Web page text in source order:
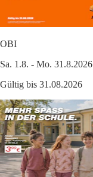
OBI
Sa. 1.8. - Mo. 31.8.2026
Gültig bis 31.08.2026